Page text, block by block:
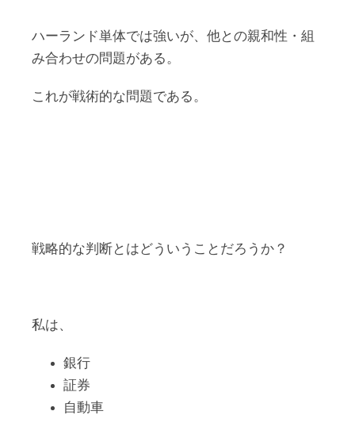
ハーランド単体では強いが、他との親和性・組
み合わせの問題がある。
これが戦術的な問題である。
戦略的な判断とはどういうことだろうか？
私は、
銀行
証券
自動車